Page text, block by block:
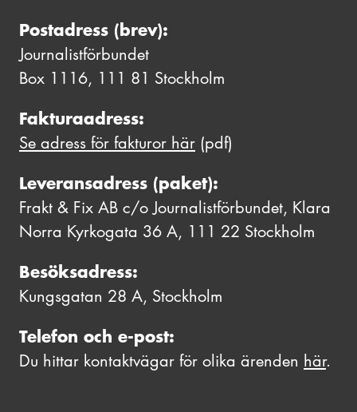
Postadress (brev):
Journalistförbundet
Box 1116, 111 81 Stockholm
Fakturaadress:
Se adress för fakturor här (pdf)
Leveransadress (paket):
Frakt & Fix AB c/o Journalistförbundet, Klara
Norra Kyrkogata 36 A, 111 22 Stockholm
Besöksadress:
Kungsgatan 28 A, Stockholm
Telefon och e-post:
Du hittar kontaktvägar för olika ärenden här.